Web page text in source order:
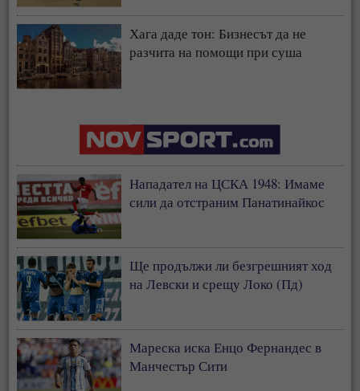
Хага даде тон: Бизнесът да не
разчита на помощи при суша
Нападател на ЦСКА 1948: Имаме
сили да отстраним Панатинайкос
Ще продължи ли безгрешният ход
на Левски и срещу Локо (Пд)
Мареска иска Енцо Фернандес в
Манчестър Сити